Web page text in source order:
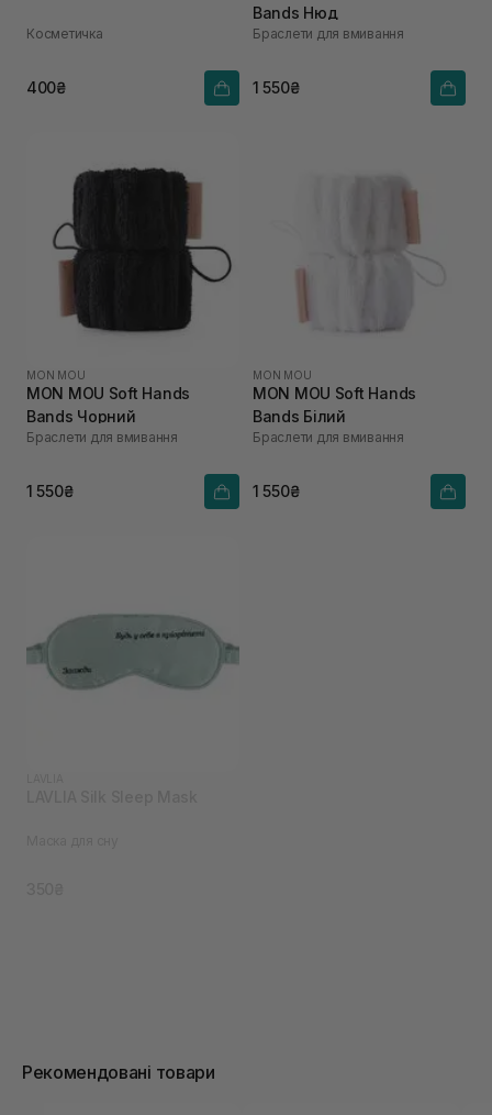
Косметичка
400₴
Bands Нюд
Браслети для вмивання
1 550₴
MON MOU
MON MOU Soft Hands
Bands Чорний
Браслети для вмивання
1 550₴
MON MOU
MON MOU Soft Hands
Bands Білий
Браслети для вмивання
1 550₴
Рекомендовані товари